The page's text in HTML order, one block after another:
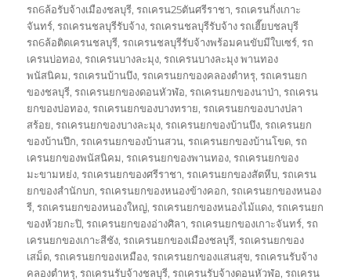
รถ6ล้อรับจ้างเมืองชลบุรี,รถเครน25ตันศรีราชา,รถเครนกิ่งเกาะ
จันทร์,รถเครนชลบุรีรับจ้าง,รถเครนชลบุรีรับจ้าง รถเฮี๊ยบชลบุรี
รถ6ล้อติดเครนชลบุรี,รถเครนชลบุรีรับจ้างพร้อมคนขับมีใบเซร์,รถ
เครนบ่อทอง,รถเครนบางละมุง,รถเครนบางละมุง พานทอง
พนัสนิคม,รถเครนบ้านบึง,รถเครนยกของคลองตำหรุ,รถเครนยก
ของชลบุรี,รถเครนยกของดอนหัวฬ่อ,รถเครนยกของนาป่า,รถเครน
ยกของบ่อทอง,รถเครนยกของบางทราย,รถเครนยกของบางปลา
สร้อย,รถเครนยกของบางละมุง,รถเครนยกของบ้านบึง,รถเครนยก
ของบ้านปึก,รถเครนยกของบ้านสวน,รถเครนยกของบ้านโขด,รถ
เครนยกของพนัสนิคม,รถเครนยกของพานทอง,รถเครนยกของ
มะขามหย่ง,รถเครนยกของศรีราชา,รถเครนยกของสัตหีบ,รถเครน
ยกของสำนักบก,รถเครนยกของหนองข้างคอก,รถเครนยกของหนอง
รี,รถเครนยกของหนองใหญ่,รถเครนยกของหนองไม้แดง,รถเครนยก
ของห้วยกะปิ,รถเครนยกของอ่างศิลา,รถเครนยกของเกาะจันทร์,รถ
เครนยกของเกาะสีชัง,รถเครนยกของเมืองชลบุรี,รถเครนยกของ
เสม็ด,รถเครนยกของเหมือง,รถเครนยกของแสนสุข,รถเครนรับจ้าง
คลองตำหรุ,รถเครนรับจ้างชลบุรี,รถเครนรับจ้างดอนหัวฬ่อ,รถเครน